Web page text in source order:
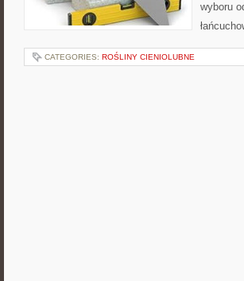
wyboru
CATEGORIES: ROŚLINY CIENIOLUBNE